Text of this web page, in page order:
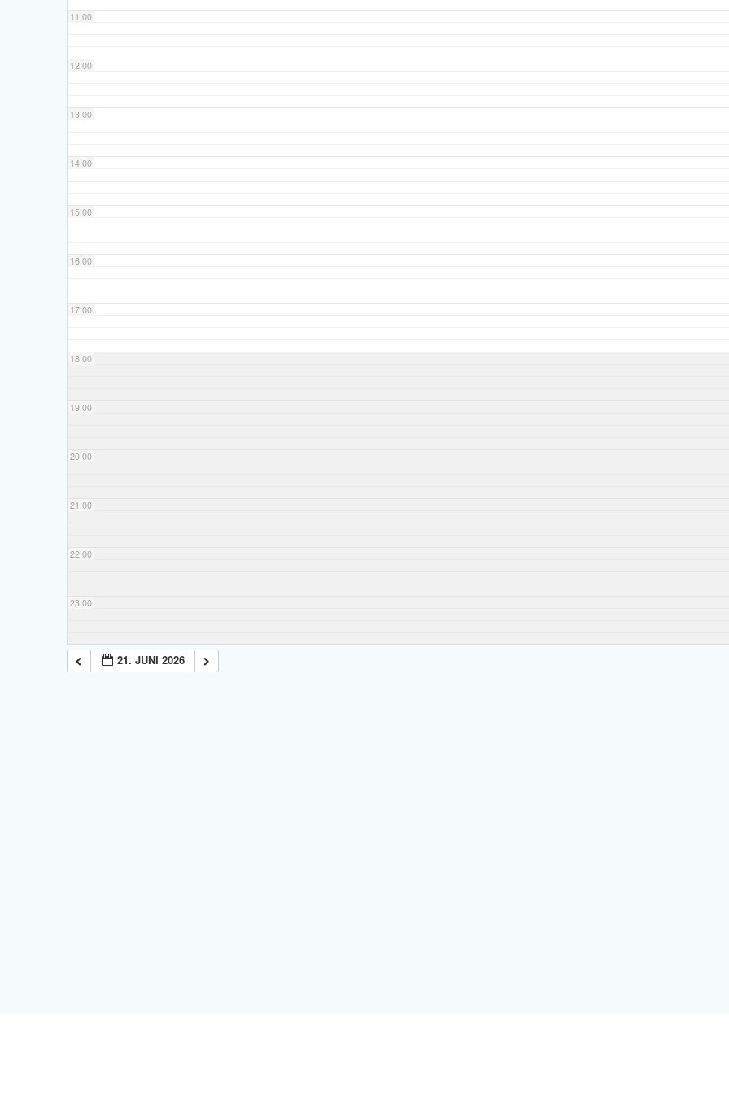
11:00
12:00
13:00
14:00
15:00
16:00
17:00
18:00
19:00
20:00
21:00
22:00
23:00
21. JUNI 2026